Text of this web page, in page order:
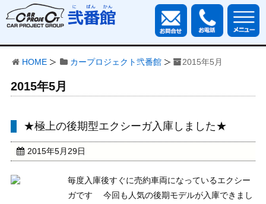
HOME カープロジェクト弐番館 2015年5月
2015年5月
★極上の後期型エクシーガ入庫しました★
2015年5月29日
毎度入庫後すぐに売約車両になっているエクシー
ガです 今回も人気の後期モデルが入庫できまし